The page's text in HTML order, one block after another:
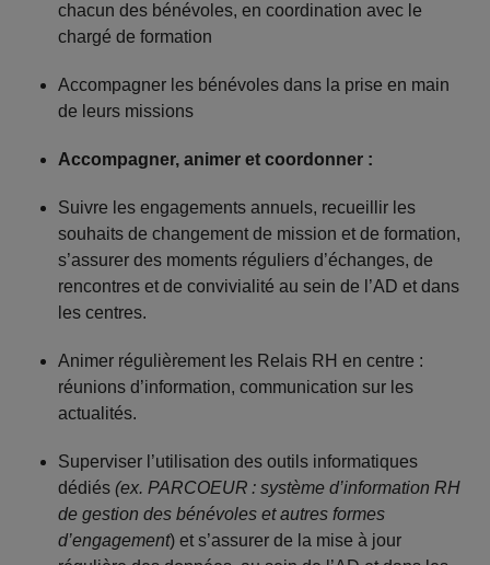
chacun des bénévoles, en coordination avec le
chargé de formation
Accompagner les bénévoles dans la prise en main
de leurs missions
Accompagner, animer et coordonner :
Suivre les engagements annuels, recueillir les
souhaits de changement de mission et de formation,
s’assurer des moments réguliers d’échanges, de
rencontres et de convivialité au sein de l’AD et dans
les centres.
Animer régulièrement les Relais RH en centre :
réunions d’information, communication sur les
actualités.
Superviser l’utilisation des outils informatiques
dédiés(ex. PARCOEUR : système d’information RH
de gestion des bénévoles et autres formes
d’engagement) et s’assurer de la mise à jour